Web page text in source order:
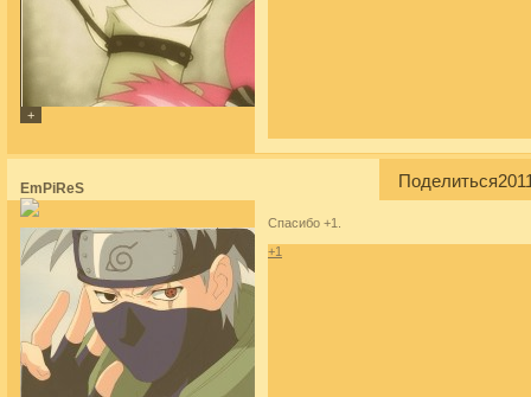
Поделиться
EmPiReS
Спасибо +1.
+1